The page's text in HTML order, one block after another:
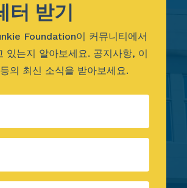
터 받기
Foundation이 커뮤니티에서
있는지 알아보세요. 공지사항, 이
의 최신 소식을 받아보세요.